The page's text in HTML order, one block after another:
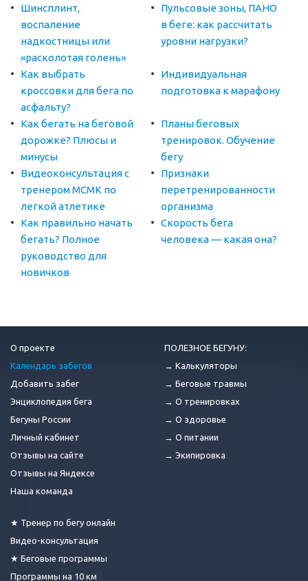
Шинсплинт,
воспаление
надкостницы или
«расколотая голень»
Пульсовые зоны, ПАНО
в беге: как рассчитать
уровни нагрузки?
Как выбрать
кроссовки для бега по
асфальту?
Индивидуальная
подготовка к марафону
Как бегать на беговой
дорожке? Плюсы и
минусы
Планы беговых
тренировок. Обучение
бегу
Видеоконсультация с
тренером МСМК по
легкой атлетике
Признаки
перетренированности
организма
Как правильно начать
бегать? Полное
руководство для
новичков
Скорость бега
человека — какая она?
О проекте
Календарь забегов
Добавить забег
Энциклопедия бега
Бегуны России
Личный кабинет
Отзывы на сайте
Отзывы на Яндексе
Наша команда
★ Тренер по бегу онлайн
Видео-консультация
★ Беговые программы
Программы на 10 км
ПОЛЕЗНОЕ БЕГУНУ:
→ Калькуляторы
→ Беговые травмы
→ О тренировках
→ О здоровье
→ О питании
→ Экипировка